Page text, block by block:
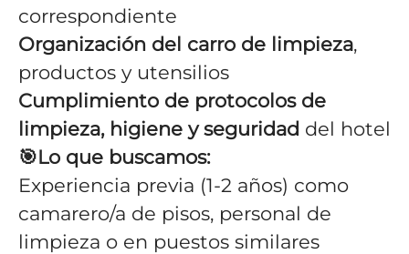
correspondiente
Organización del carro de limpieza,
productos y utensilios
Cumplimiento de protocolos de
limpieza, higiene y seguridad del hotel
🎯Lo que buscamos:
Experiencia previa (1-2 años) como
camarero/a de pisos, personal de
limpieza o en puestos similares